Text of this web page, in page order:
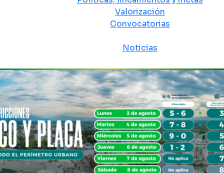
Valorización
Convocatorias
Noticias